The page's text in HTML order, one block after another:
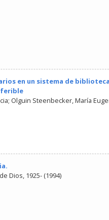
en un sistema de
; Olguin Steenbecker, María
Dios, 1925- (1994)